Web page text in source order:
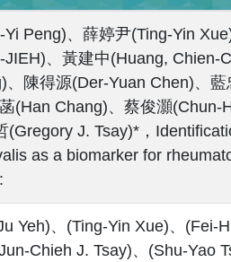
Peng)、薛婷尹(Ting-Yin
、黃建中(Huang, Chien-
陳得源(Der-Yuan Chen)、
(Han Chang)、蔡俊灝(Chun-
J. Tsay)*，
as a biomarker for
Yeh)、(Ting-Yin Xue)、(Fei-
Chieh J. Tsay)、(Shu-Yao